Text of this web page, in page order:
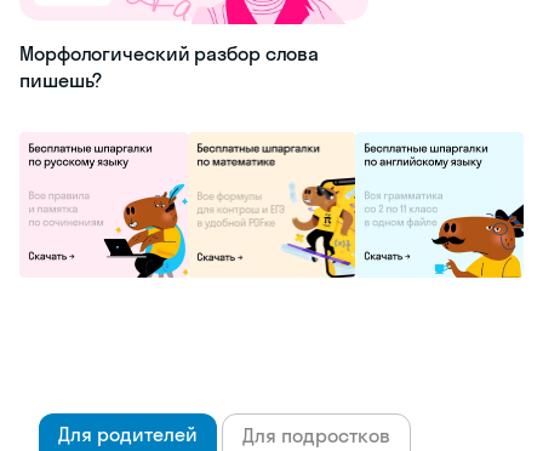
Морфологический разбор слова
пишешь?
Для родителей Для подростков